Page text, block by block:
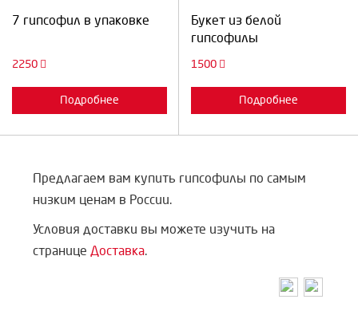
7 гипсофил в упаковке
2250
Подробнее
Букет из белой
гипсофилы
1500
Подробнее
Продолжить Отмена
Предлагаем вам купить гипсофилы по самым
низким ценам в России.
Условия доставки вы можете изучить на
странице Доставка.